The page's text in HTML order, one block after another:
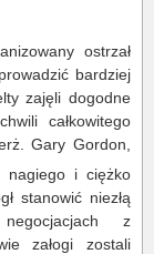
ostrzał
bardziej
zajęli dogodne
całkowitego
Gary Gordon,
nagiego i ciężko
stanowić niezłą
z
załogi zostali